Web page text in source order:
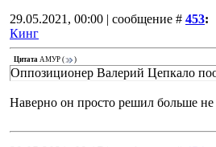
29.05.2021, 00:00 | сообщение # 453:
Кинг
Цитата АМУР ( )
Оппозиционер Валерий Цепкало
Наверно он просто решил больше не